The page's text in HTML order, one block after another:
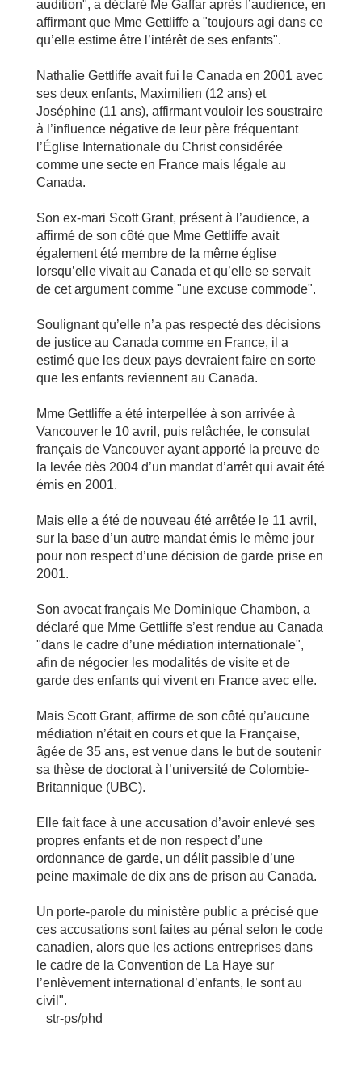
audition", a déclaré Me Gaffar après l’audience, en
affirmant que Mme Gettliffe a "toujours agi dans ce
qu’elle estime être l’intérêt de ses enfants".
Nathalie Gettliffe avait fui le Canada en 2001 avec
ses deux enfants, Maximilien (12 ans) et
Joséphine (11 ans), affirmant vouloir les soustraire
à l’influence négative de leur père fréquentant
l’Église Internationale du Christ considérée
comme une secte en France mais légale au
Canada.
Son ex-mari Scott Grant, présent à l’audience, a
affirmé de son côté que Mme Gettliffe avait
également été membre de la même église
lorsqu’elle vivait au Canada et qu’elle se servait
de cet argument comme "une excuse commode".
Soulignant qu’elle n’a pas respecté des décisions
de justice au Canada comme en France, il a
estimé que les deux pays devraient faire en sorte
que les enfants reviennent au Canada.
Mme Gettliffe a été interpellée à son arrivée à
Vancouver le 10 avril, puis relâchée, le consulat
français de Vancouver ayant apporté la preuve de
la levée dès 2004 d’un mandat d’arrêt qui avait été
émis en 2001.
Mais elle a été de nouveau été arrêtée le 11 avril,
sur la base d’un autre mandat émis le même jour
pour non respect d’une décision de garde prise en
2001.
Son avocat français Me Dominique Chambon, a
déclaré que Mme Gettliffe s’est rendue au Canada
"dans le cadre d’une médiation internationale",
afin de négocier les modalités de visite et de
garde des enfants qui vivent en France avec elle.
Mais Scott Grant, affirme de son côté qu’aucune
médiation n’était en cours et que la Française,
âgée de 35 ans, est venue dans le but de soutenir
sa thèse de doctorat à l’université de Colombie-
Britannique (UBC).
Elle fait face à une accusation d’avoir enlevé ses
propres enfants et de non respect d’une
ordonnance de garde, un délit passible d’une
peine maximale de dix ans de prison au Canada.
Un porte-parole du ministère public a précisé que
ces accusations sont faites au pénal selon le code
canadien, alors que les actions entreprises dans
le cadre de la Convention de La Haye sur
l’enlèvement international d’enfants, le sont au
civil".
str-ps/phd